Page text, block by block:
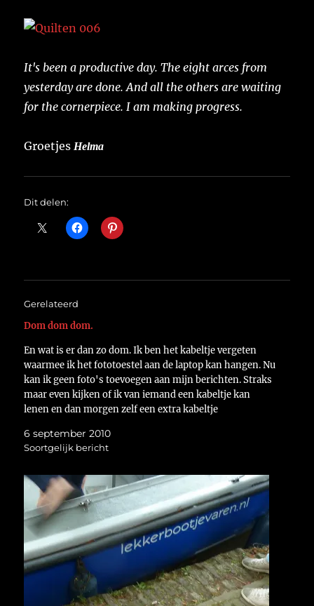
It's been a productive day. The eight arces from
yesterday are done. And all the others are waiting
for the cornerpiece. I am making progress.
Groetjes Helma
Dit delen:
Gerelateerd
Dom dom dom.
En wat is er dan zo dom. Ik ben het kabeltje vergeten
waarmee ik het fototoestel aan de laptop kan hangen. Nu
kan ik geen foto's toevoegen aan mijn berichten. Straks
maar even kijken of ik van iemand een kabeltje kan
lenen en dan morgen zelf een extra kabeltje
6 september 2010
Soortgelijk bericht